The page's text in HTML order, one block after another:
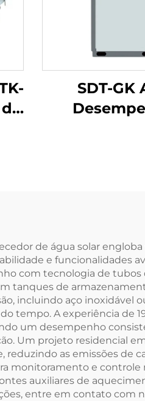
SDT-GK
de Água
de
de água solar
e funcionalidades
com tecnologia de tubos
tanques de
incluindo aço
tempo. A experiência de
um desempenho
Um projeto residencial
as emissões de
monitoramento e
auxiliares de
entre em contato